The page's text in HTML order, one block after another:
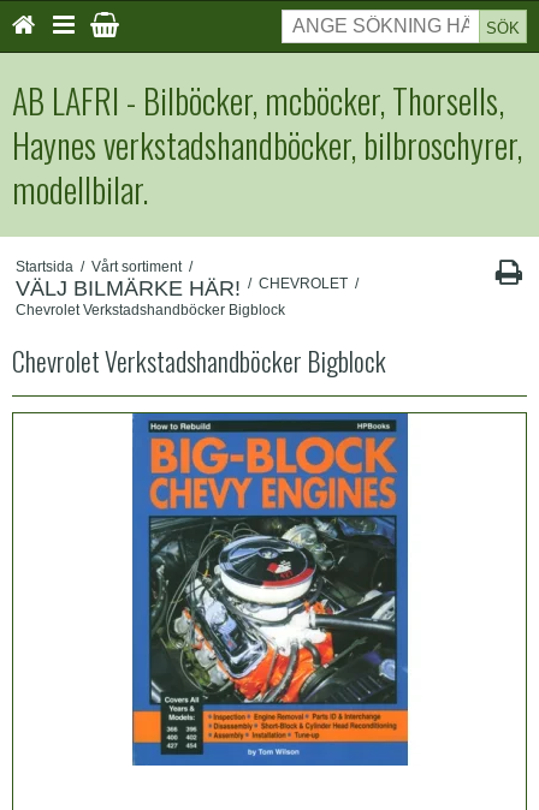
SÖK
AB LAFRI - Bilböcker, mcböcker, Thorsells,
Haynes verkstadshandböcker, bilbroschyrer,
modellbilar.
Startsida / Vårt sortiment /
VÄLJ BILMÄRKE HÄR! / CHEVROLET /
Chevrolet Verkstadshandböcker Bigblock
Chevrolet Verkstadshandböcker Bigblock